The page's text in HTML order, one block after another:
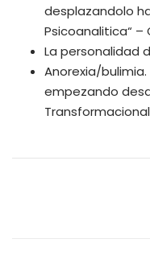
desplazandolo
Psicoanalitica“ –
La personalidad
Anorexia/
empezando